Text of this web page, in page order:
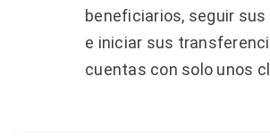
beneficiarios, seguir
e iniciar sus
cuentas con solo unos